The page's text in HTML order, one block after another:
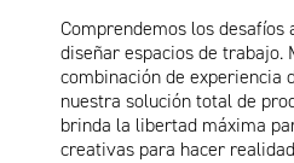
Comprendemos los
diseñar espacios de trabajo.
combinación de experiencia
nuestra solución total de
brinda la libertad máxima
creativas para hacer